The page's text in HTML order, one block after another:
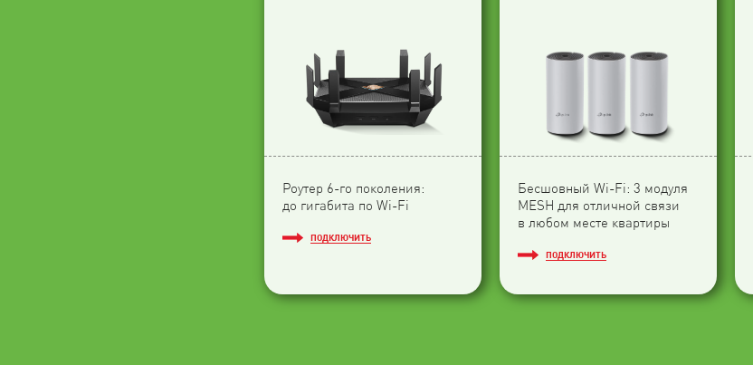
Роутер 6-го поколения:
до гигабита по Wi-Fi
ПОДКЛЮЧИТЬ
Бесшовный Wi-Fi: 3 модуля
МESH для отличной связи
в любом месте квартиры
ПОДКЛЮЧИТЬ